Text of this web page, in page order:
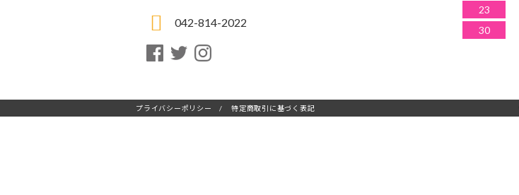
042-814-2022
23
30
プライバシーポリシー / 特定商取引に基づく表記